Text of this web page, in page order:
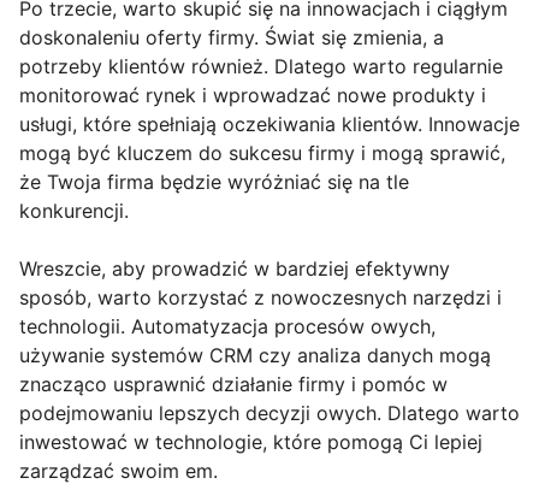
Po trzecie, warto skupić się na innowacjach i ciągłym
doskonaleniu oferty firmy. Świat się zmienia, a
potrzeby klientów również. Dlatego warto regularnie
monitorować rynek i wprowadzać nowe produkty i
usługi, które spełniają oczekiwania klientów. Innowacje
mogą być kluczem do sukcesu firmy i mogą sprawić,
że Twoja firma będzie wyróżniać się na tle
konkurencji.
Wreszcie, aby prowadzić w bardziej efektywny
sposób, warto korzystać z nowoczesnych narzędzi i
technologii. Automatyzacja procesów owych,
używanie systemów CRM czy analiza danych mogą
znacząco usprawnić działanie firmy i pomóc w
podejmowaniu lepszych decyzji owych. Dlatego warto
inwestować w technologie, które pomogą Ci lepiej
zarządzać swoim em.